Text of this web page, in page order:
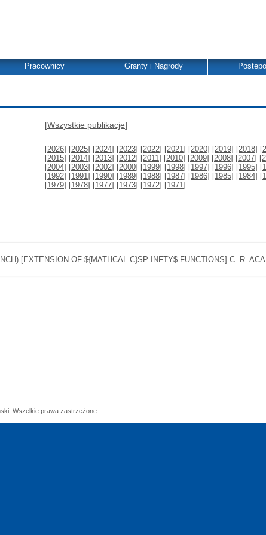
Pracownicy Granty i Nagrody
[Wszystkie publikacje]
[2026] [2025] [2024] [2023] [2022] [2021] [2020] [2019] [2018] [
[2015] [2014] [2013] [2012] [2011] [2010] [2009] [2008] [2007] [
[2004] [2003] [2002] [2000] [1999] [1998] [1997] [1996] [1995] [
[1992] [1991] [1990] [1989] [1988] [1987] [1986] [1985] [1984] [
[1979] [1978] [1977] [1973] [1972] [1971]
[EXTENSION OF ${MATHCAL C}SP INFTY$ FUNCTIONS] C. R.
Wszelkie prawa zastrzeżone.